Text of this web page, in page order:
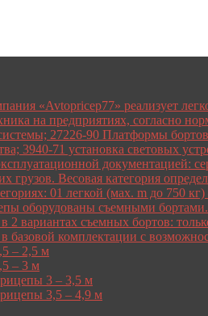
«Avtopricep77» реализует
на предприятиях, согласно
27226-90 Платформы
3940-71 установка световых
документацией:
грузов. Весовая категория
01 легкой (мах. m до 750
оборудованы съемными
в 2 вариантах съемных бортов:
в базовой комплектации с
– 2,5 м
– 3 м
3 – 3,5 м
3,5 – 4,9 м